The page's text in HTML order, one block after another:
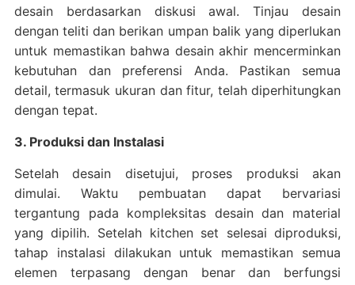
desain berdasarkan diskusi awal. Tinjau desain
dengan teliti dan berikan umpan balik yang diperlukan
untuk memastikan bahwa desain akhir mencerminkan
kebutuhan dan preferensi Anda. Pastikan semua
detail, termasuk ukuran dan fitur, telah diperhitungkan
dengan tepat.
3. Produksi dan Instalasi
Setelah desain disetujui, proses produksi akan
dimulai. Waktu pembuatan dapat bervariasi
tergantung pada kompleksitas desain dan material
yang dipilih. Setelah kitchen set selesai diproduksi,
tahap instalasi dilakukan untuk memastikan semua
elemen terpasang dengan benar dan berfungsi